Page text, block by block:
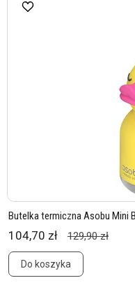
Butelka termiczna Asobu Mini
104,70 zł 129,90 zł
Do koszyka